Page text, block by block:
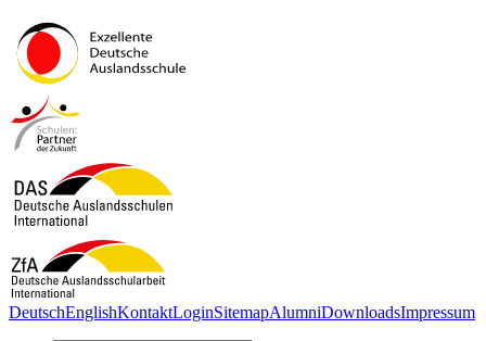
DeutschEnglishKontaktLoginSitemapAlumniDownloadsImpressum